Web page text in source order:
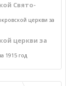
Свято-
церкви за
церкви за
1915 год